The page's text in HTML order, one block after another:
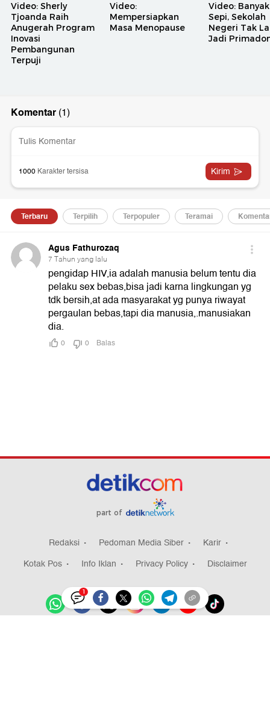
Video: Sherly
Tjoanda Raih
Anugerah Program
Inovasi
Pembangunan
Terpuji
Video:
Mempersiapkan
Masa Menopause
Video:
Sepi, Sekolah
Negeri Tak
Jadi
1
part of
Redaksi Pedoman Media Siber
Karir
Kotak Pos
Info Iklan Privacy Policy Disclaimer